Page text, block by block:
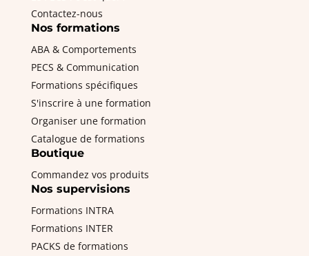
Contactez-nous
Nos formations
ABA & Comportements
PECS & Communication
Formations spécifiques
S'inscrire à une formation
Organiser une formation
Catalogue de formations
Boutique
Commandez vos produits
Nos supervisions
Formations INTRA
Formations INTER
PACKS de formations